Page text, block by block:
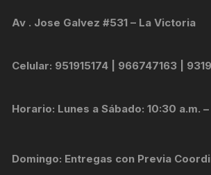
Av . Jose Galvez #531 – La Victoria
Celular: 951915174 | 966747163 |
Horario: Lunes a Sábado: 10:30 a.m.
Domingo: Entregas con Previa